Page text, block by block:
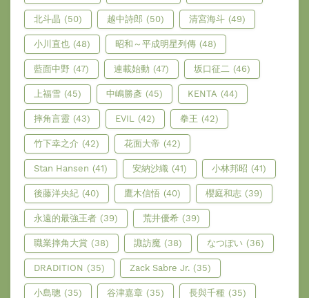
北斗晶 (50) 越中詩郎 (50) 清宮海斗 (49)
小川直也 (48) 昭和～平成明星列傳 (48)
藍面中野 (47) 連載始動 (47) 坂口征二 (46)
上福雪 (45) 中嶋勝彥 (45) KENTA (44)
摔角言靈 (43) EVIL (42) 拳王 (42)
竹下幸之介 (42) 花面大帝 (42)
Stan Hansen (41) 安納沙織 (41) 小林邦昭 (41)
後藤洋央紀 (40) 鷹木信悟 (40) 櫻庭和志 (39)
永遠的最強王者 (39) 荒井優希 (39)
職業摔角大賞 (38) 諏訪魔 (38) なつぽい (36)
DRADITION (35) Zack Sabre Jr. (35)
小島聰 (35) 谷津嘉章 (35) 長與千種 (35)